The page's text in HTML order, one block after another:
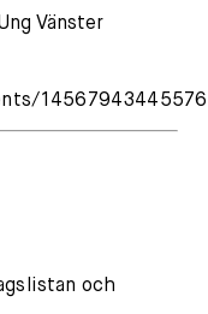
Vänster
och